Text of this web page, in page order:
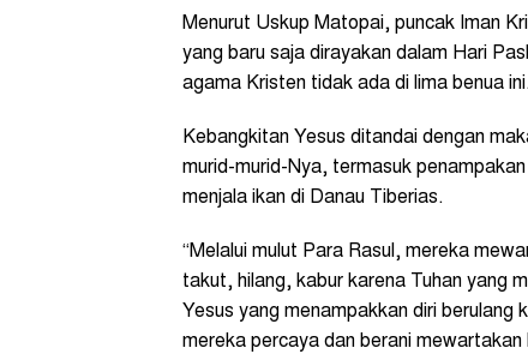
Menurut Uskup Matopai, puncak Iman
yang baru saja dirayakan dalam Hari
agama Kristen tidak ada di lima benua
Kebangkitan Yesus ditandai dengan
murid-murid-Nya, termasuk
menjala ikan di Danau Tiberias.
“Melalui mulut Para Rasul, mereka
takut, hilang, kabur karena Tuhan yang
Yesus yang menampakkan diri berulang
mereka percaya dan berani